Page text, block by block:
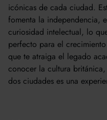
icónicas de cada ciudad.
fomenta la independencia,
curiosidad intelectual, lo
perfecto para el
que te atraiga el legado
conocer la cultura
dos ciudades es una